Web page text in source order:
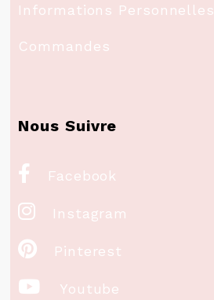
Informations Personnelles
Commandes
Nous Suivre
 Facebook
 Instagram
 Pinterest
 Youtube